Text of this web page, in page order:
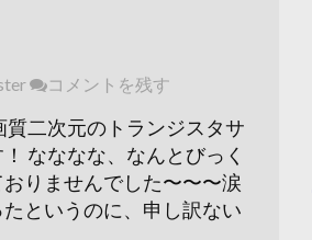
コメントを残す
二次元のトランジスタサ
なななな、なんとびっく
りませんでした〜〜〜涙
というのに、申し訳ない